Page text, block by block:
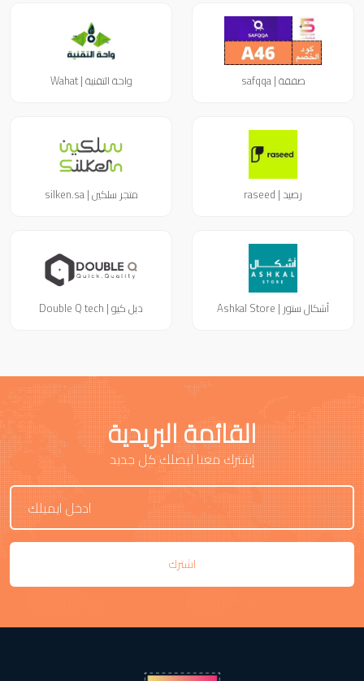
صفقة | safqqa واحة التقنية | Wahat
رصيد | raseed متجر سلكين | silken.sa
أشكال ستور | Ashkal Store دبل كيو | Double Q tech
القائمة البريدية
إشترك معنا ليصلك كل جديد
اشترك